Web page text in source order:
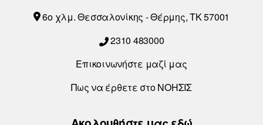
6o χλμ. Θεσσαλονίκης - Θέρμης, ΤΚ 57001
2310 483000
Επικοινωνήστε μαζί μας
Πως να έρθετε στο ΝΟΗΣΙΣ